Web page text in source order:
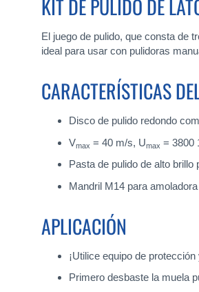
KIT DE PULIDO DE
El juego de pulido, que consta de
ideal para usar con pulidoras
CARACTERÍSTICAS
Disco de pulido redondo
Vmax = 40 m/s, Umax = 3800
Pasta de pulido de alto brillo
Mandril M14 para
APLICACIÓN
¡Utilice equipo de
Primero desbaste la muela